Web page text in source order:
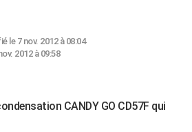
le 7 nov. 2012 à 08:04
2012 à 09:58
CANDY GO CD57F qui